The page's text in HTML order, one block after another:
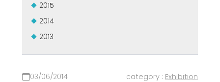
2015
2014
2013
03/06/2014 category : Exhibition